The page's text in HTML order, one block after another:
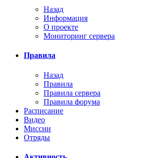
Назад
Информация
О проекте
Мониторинг сервера
Правила
Назад
Правила
Правила сервера
Правила форума
Расписание
Видео
Миссии
Отряды